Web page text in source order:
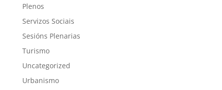
Plenos
Servizos Sociais
Sesións Plenarias
Turismo
Uncategorized
Urbanismo